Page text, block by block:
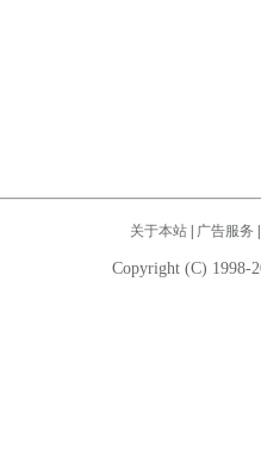
关于本站| 广告服务
Copyright (C) 1998-